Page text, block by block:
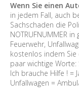
Wenn Sie einen
in jedem Fall, auch
Sachschaden die
NOTRUFNUMMER
Feuerwehr,
kostenlos indem Sie
paar wichtige Worte:
Ich brauche Hilfe ! =
Unfallwagen =